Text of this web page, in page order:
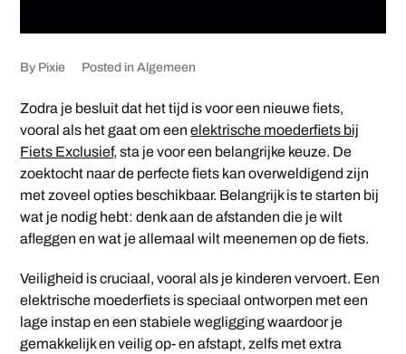
By Pixie Posted in Algemeen
Zodra je besluit dat het tijd is voor een nieuwe fiets,
vooral als het gaat om eenelektrische moederfiets bij
Fiets Exclusief, sta je voor een belangrijke keuze. De
zoektocht naar de perfecte fiets kan overweldigend zijn
met zoveel opties beschikbaar. Belangrijk is te starten bij
wat je nodig hebt: denk aan de afstanden die je wilt
afleggen en wat je allemaal wilt meenemen op de fiets.
Veiligheid is cruciaal, vooral als je kinderen vervoert. Een
elektrische moederfiets is speciaal ontworpen met een
lage instap en een stabiele wegligging waardoor je
gemakkelijk en veilig op- en afstapt, zelfs met extra